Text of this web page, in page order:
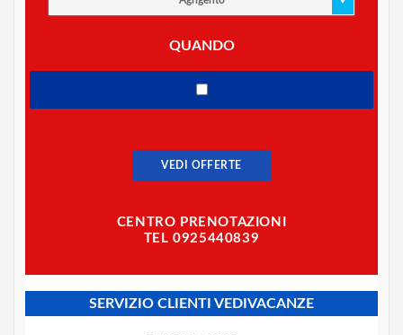
QUANDO
VEDI OFFERTE
CENTRO PRENOTAZIONI
TEL 0925440839
SERVIZIO CLIENTI VEDIVACANZE